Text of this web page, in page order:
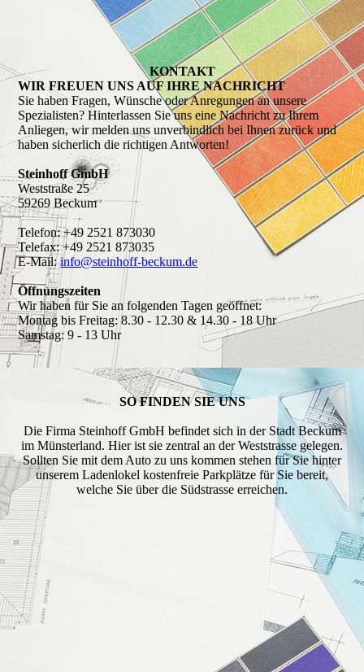
KONTAKT
WIR FREUEN UNS AUF IHRE NACHRICHT
Sie haben Fragen, Wünsche oder Anregungen an unsere
Spezialisten? Hinterlassen Sie uns eine Nachricht zu Ihrem
Anliegen, wir melden uns unverbindlich bei Ihnen zurück und
haben sicherlich die richtigen Antworten!
Steinhoff GmbH
Weststraße 25
59269 Beckum
Telefon: +49 2521 873030
Telefax: +49 2521 873035
E-Mail:info@steinhoff-beckum.de
Öffnungszeiten
Wir haben für Sie an folgenden Tagen geöffnet:
Montag bis Freitag: 8.30 - 12.30 & 14.30 - 18 Uhr
Samstag: 9 - 13 Uhr
SO FINDEN SIE UNS
Die Firma Steinhoff GmbH befindet sich in der Stadt Beckum
im Münsterland. Hier ist sie zentral an der Weststrasse gelegen.
Sollten Sie mit dem Auto zu uns kommen stehen für Sie hinter
unserem Ladenlokel kostenfreie Parkplätze für Sie bereit,
welche Sie über die Südstrasse erreichen.